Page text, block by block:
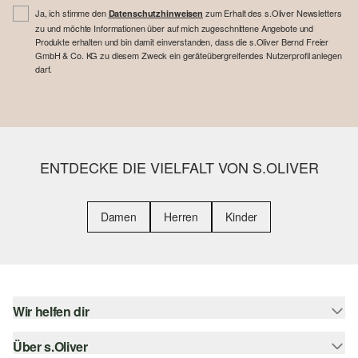
Ja, ich stimme den Datenschutzhinweisen zum Erhalt des s.Oliver Newsletters
zu und möchte Informationen über auf mich zugeschnittene Angebote und
Produkte erhalten und bin damit einverstanden, dass die s.Oliver Bernd Freier
GmbH & Co. KG zu diesem Zweck ein geräteübergreifendes Nutzerprofil anlegen
darf.
ENTDECKE DIE VIELFALT VON S.OLIVER
Damen Herren Kinder
Wir helfen dir
Hilfe & FAQ
Über s.Oliver